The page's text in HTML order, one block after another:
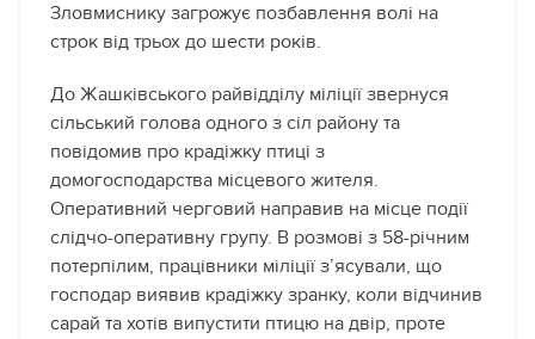
Зловмиснику загрожує позбавлення волі на
строк від трьох до шести років.
До Жашківського райвідділу міліції звернуся
сільський голова одного з сіл району та
повідомив про крадіжку птиці з
домогосподарства місцевого жителя.
Оперативний черговий направив на місце події
слідчо-оперативну групу. В розмові з 58-річним
потерпілим, працівники міліції з’ясували, що
господар виявив крадіжку зранку, коли відчинив
сарай та хотів випустити птицю на двір, проте